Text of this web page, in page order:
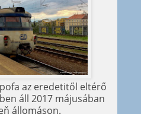
az eredetitől eltérő
áll 2017 májusában
állomáson.